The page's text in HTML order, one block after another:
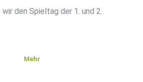
den Spieltag der 1. und 2.
Mehr